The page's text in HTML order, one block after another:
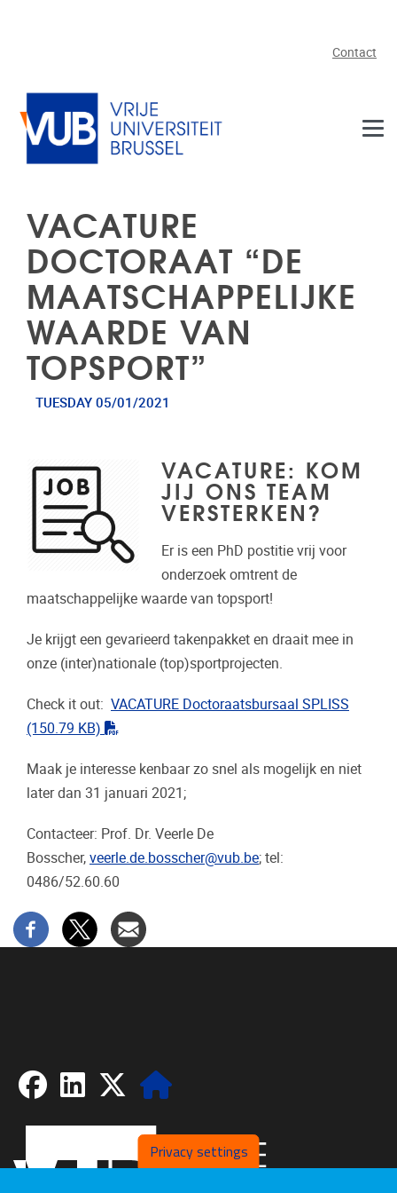
Contact
VACATURE
DOCTORAAT “DE
MAATSCHAPPELIJKE
WAARDE VAN
TOPSPORT”
TUESDAY 05/01/2021
VACATURE: KOM
JIJ ONS TEAM
VERSTERKEN?
Er is een PhD postitie vrij voor
onderzoek omtrent de
maatschappelijke waarde van topsport!
Je krijgt een gevarieerd takenpakket en draait mee in
onze (inter)nationale (top)sportprojecten.
Check it out: VACATURE Doctoraatsbursaal SPLISS
(150.79 KB)
"pdf"
Maak je interesse kenbaar zo snel als mogelijk en niet
later dan 31 januari 2021;
Contacteer: Prof. Dr. Veerle De
Bosscher, veerle.de.bosscher@vub.be; tel:
0486/52.60.60
FacebookLinkedIn
Privacy settings